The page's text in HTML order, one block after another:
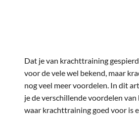
Dat je van krachttraining
voor de vele wel bekend, maar
nog veel meer voordelen. In dit
je de verschillende voordelen
waar krachttraining goed voor is